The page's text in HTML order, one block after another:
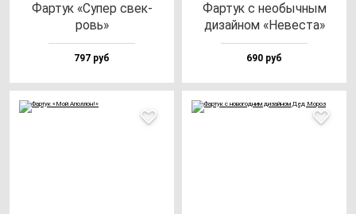
Фар­тук «Супер свек­
ровь»
797 руб
Фар­тук с не­обыч­ным
ди­зай­ном «Невес­та»
690 руб